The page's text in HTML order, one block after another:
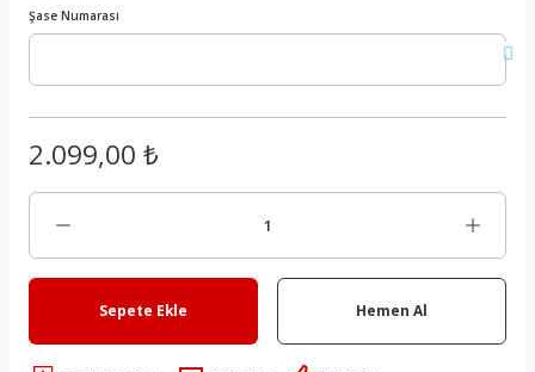
Şase Numarası
2.099,00 ₺
Sepete Ekle Hemen Al